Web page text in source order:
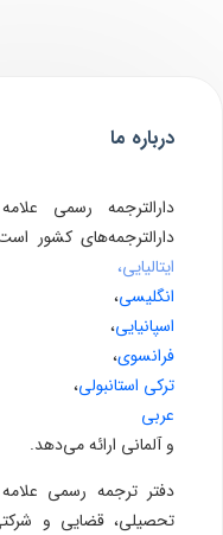
درباره ما
دارالترجمه رسمی
دارالترجمه‌های کشور
ایتالیایی،
انگلیسی،
اسپانیایی،
فرانسوی،
ترکی استانبولی،
عربی
و آلمانی ارائه می‌دهد.
دفتر ترجمه رسمی
تحصیلی، قضایی و